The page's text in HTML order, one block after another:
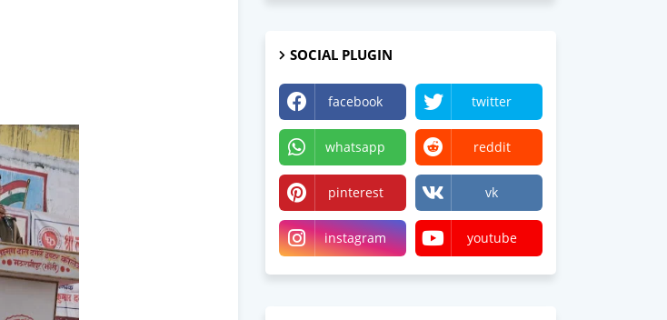
SOCIAL PLUGIN
facebook twitter
whatsapp reddit
pinterest vk
instagram youtube